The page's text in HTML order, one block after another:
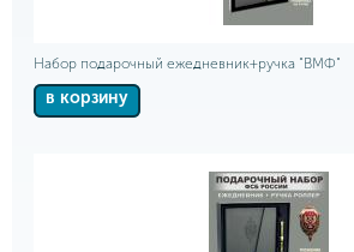
Набор подарочный ежедневник+ручка "ВМФ"
в корзину